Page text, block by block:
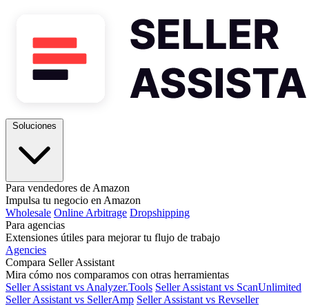
Para vendedores de Amazon
Impulsa tu negocio en Amazon
Wholesale Online Arbitrage Dropshipping
Para agencias
Extensiones útiles para mejorar tu flujo de trabajo
Agencies
Compara Seller Assistant
Mira cómo nos comparamos con otras herramientas
Seller Assistant vs Analyzer.Tools Seller Assistant vs ScanUnlimited
Seller Assistant vs SellerAmp Seller Assistant vs Revseller